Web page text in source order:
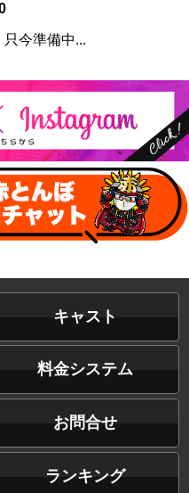
只今準備中...
キャスト
料金システム
お問合せ
ランキング